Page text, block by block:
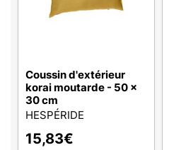
Coussin d'extérieur
korai moutarde - 50 x
30 cm
HESPÉRIDE
15,83€